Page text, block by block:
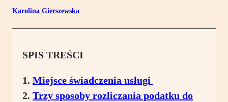
Karolina Gierszewska
SPIS TREŚCI
Miejsce świadczenia usługi
Trzy sposoby rozliczania podatku do